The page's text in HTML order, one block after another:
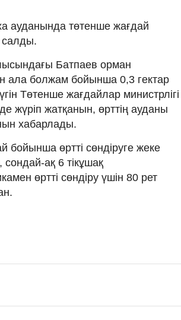
ауданында төтенше жағдай
салды.
Батпаев орман
болжам бойынша 0,3 гектар
Төтенше жағдайлар министрлігі
жүріп жатқанын, өрттің ауданы
хабарлады.
бойынша өртті сөндіруге жеке
ақ 6 тікұшақ
өртті сөндіру үшін 80 рет